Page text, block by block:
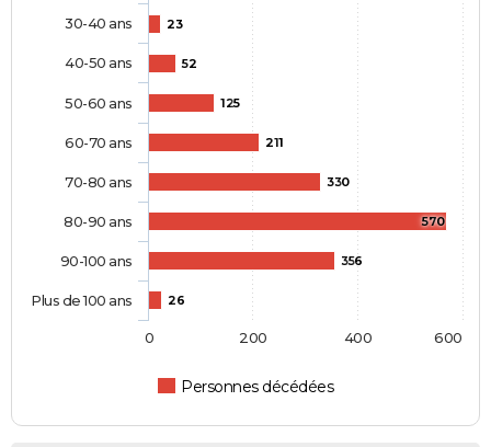
23
52
125
211
330
570
356
26
Personnes décédées
30-40 ans
40-50 ans
50-60 ans
60-70 ans
70-80 ans
80-90 ans
90-100 ans
Plus de 100 ans
0 200 400 600